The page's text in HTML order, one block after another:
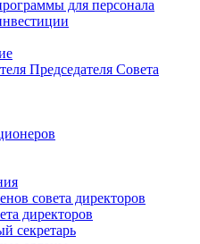
для персонала
Председателя Совета
совета директоров
директоров
секретарь